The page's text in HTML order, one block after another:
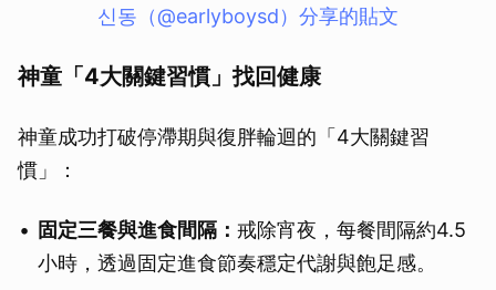
신동（@earlyboysd）分享的貼文
神童「4大關鍵習慣」找回健康
神童成功打破停滯期與復胖輪迴的「4大關鍵習
慣」：
固定三餐與進食間隔： 戒除宵夜，每餐間隔約4.5
小時，透過固定進食節奏穩定代謝與飽足感。